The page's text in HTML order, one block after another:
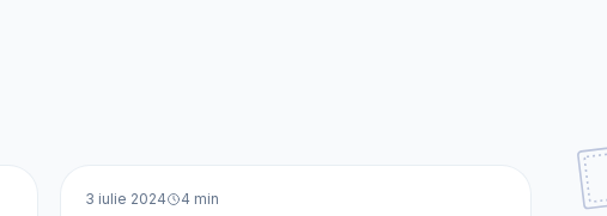
3 iulie 2024 4 min